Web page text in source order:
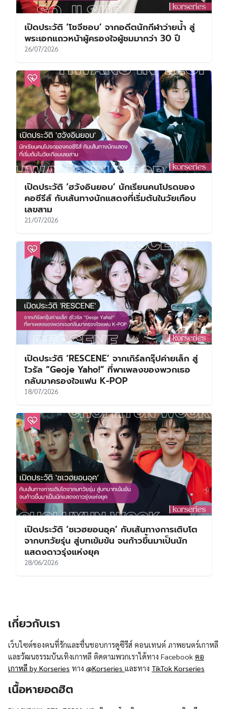
เปิดประวัติ ‘โซจีซอบ’ จากอดีตนักกีฬาว่ายน้ำ สู่
พระเอกแถวหน้าผู้ครองใจผู้ชมมากว่า 30 ปี
26/07/2026
เปิดประวัติ ‘ฮวังอินยอบ’ นักเรียนคนโปรดของ
คอซีรีส์ กับเส้นทางนักแสดงที่เริ่มต้นในวัยเกือบ
เลขสาม
21/07/2026
เปิดประวัติ ‘RESCENE’ จากเกิร์ลกรุ๊ปค่ายเล็ก สู่
ไวรัล “Geoje Yaho!” ที่พาเพลงของพวกเธอ
กลับมาครองใจแฟน K-POP
18/07/2026
เปิดประวัติ ‘ชเวฮยอนอุค’ กับเส้นทางการเติบโต
จากบทวัยรุ่น สู่บทเข้มข้น จนก้าวขึ้นมาเป็นนัก
แสดงดาวรุ่งแห่งยุค
28/06/2026
เกี่ยวกับเรา
เว็บไซต์ของคนที่รักและชื่นชอบการดูซีรีส์ คอนเทนต์ ภาพยนตร์เกาหลี
และวัฒนธรรมบันเทิงเกาหลี ติดตามพวกเราได้ทาง Facebook คอ
เกาหลี by Korseries ทาง @Korseries และทาง TikTok Korseries
เนื้อหายอดฮิต